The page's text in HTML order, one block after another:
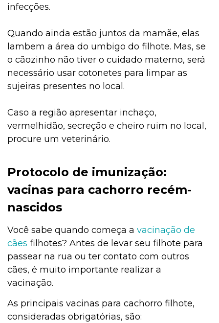
infecções.
Quando ainda estão juntos da mamãe, elas
lambem a área do umbigo do filhote. Mas, se
o cãozinho não tiver o cuidado materno, será
necessário usar cotonetes para limpar as
sujeiras presentes no local.
Caso a região apresentar inchaço,
vermelhidão, secreção e cheiro ruim no local,
procure um veterinário.
Protocolo de imunização:
vacinas para cachorro recém-
nascidos
Você sabe quando começa a vacinação de
cães filhotes? Antes de levar seu filhote para
passear na rua ou ter contato com outros
cães, é muito importante realizar a
vacinação.
As principais vacinas para cachorro filhote,
consideradas obrigatórias, são: